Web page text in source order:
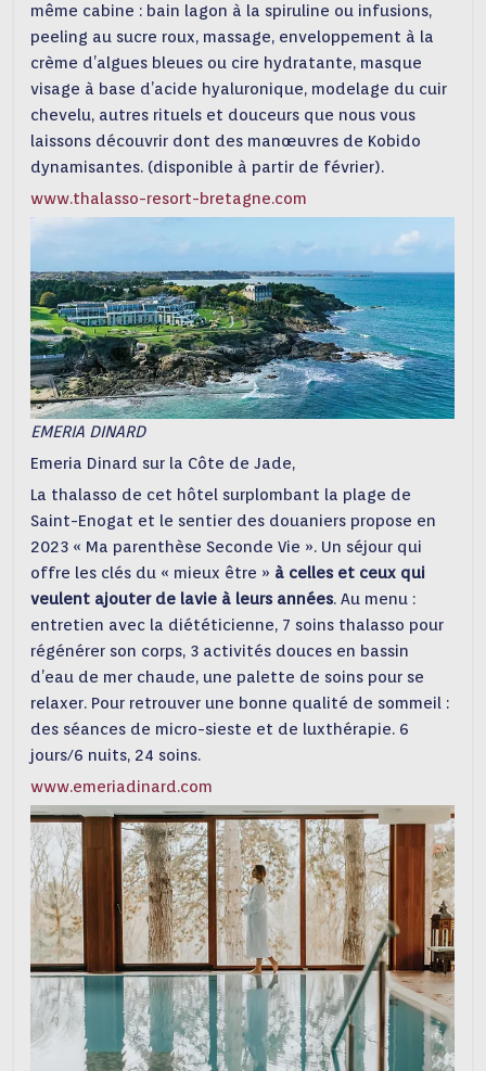
même cabine : bain lagon à la spiruline ou infusions,
peeling au sucre roux, massage, enveloppement à la
crème d’algues bleues ou cire hydratante, masque
visage à base d’acide hyaluronique, modelage du cuir
chevelu, autres rituels et douceurs que nous vous
laissons découvrir dont des manœuvres de Kobido
dynamisantes. (disponible à partir de février).
www.thalasso-resort-bretagne.com
EMERIA DINARD
Emeria Dinard sur la Côte de Jade,
La thalasso de cet hôtel surplombant la plage de
Saint-Enogat et le sentier des douaniers propose en
2023 « Ma parenthèse Seconde Vie ». Un séjour qui
offre les clés du « mieux être » à celles et ceux qui
veulent ajouter de lavie à leurs années. Au menu :
entretien avec la diététicienne, 7 soins thalasso pour
régénérer son corps, 3 activités douces en bassin
d’eau de mer chaude, une palette de soins pour se
relaxer. Pour retrouver une bonne qualité de sommeil :
des séances de micro-sieste et de luxthérapie. 6
jours/6 nuits, 24 soins.
www.emeriadinard.com